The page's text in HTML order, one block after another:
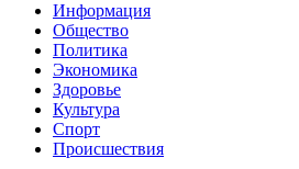
Информация
Общество
Политика
Экономика
Здоровье
Культура
Спорт
Происшествия